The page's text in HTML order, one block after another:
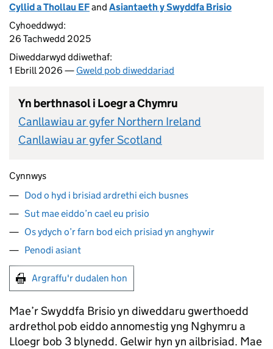
Cyllid a Thollau EFand Asiantaeth y Swyddfa Brisio
Cyhoeddwyd:
26 Tachwedd 2025
Diweddarwyd ddiwethaf:
1 Ebrill 2026 — Gweld pob diweddariad
Yn berthnasol i Loegr a Chymru
Canllawiau ar gyfer Northern Ireland
Canllawiau ar gyfer Scotland
Cynnwys
Dod o hyd i brisiad ardrethi eich busnes
Sut mae eiddo’n cael eu prisio
Os ydych o’r farn bod eich prisiad yn anghywir
Penodi asiant
Argraffu'r dudalen hon
Mae’r Swyddfa Brisio yn diweddaru gwerthoedd
ardrethol pob eiddo annomestig yng Nghymru a
Lloegr bob 3 blynedd. Gelwir hyn yn ailbrisiad. Mae